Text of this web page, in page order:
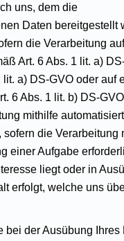
uns, dem die
Daten bereitgestellt
die Verarbeitung
Art. 6 Abs. 1 lit. a)
lit. a) DS-GVO oder auf
6 Abs. 1 lit. b) DS-
mithilfe
sofern die Verarbeitung
einer Aufgabe
liegt oder in
erfolgt, welche uns
bei der Ausübung Ihres